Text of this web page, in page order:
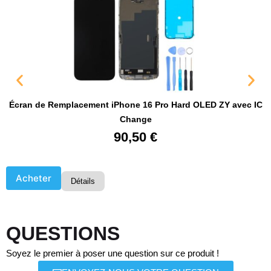
Écran de Remplacement iPhone 16 Pro Hard OLED ZY avec IC
Change
90,50 €
Acheter Détails
QUESTIONS
Soyez le premier à poser une question sur ce produit !